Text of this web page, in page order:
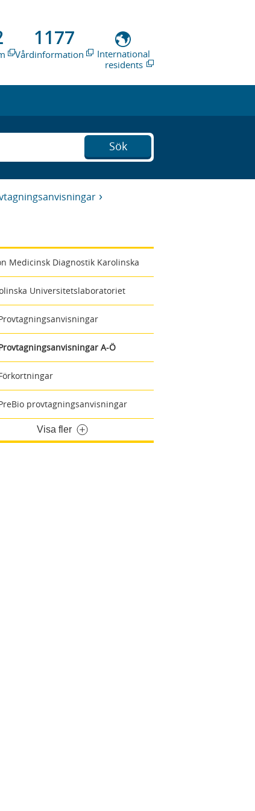
1177
Vårdinformation
International
residents
Sök
Medicinsk Diagnostik Karolinska
Universitetslaboratoriet
A-Ö
provtagningsanvisningar
Visa fler